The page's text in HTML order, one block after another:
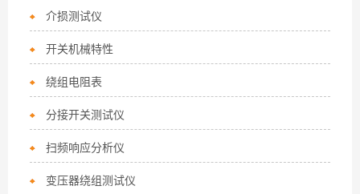
介损测试仪
开关机械特性
绕组电阻表
分接开关测试仪
扫频响应分析仪
变压器绕组测试仪